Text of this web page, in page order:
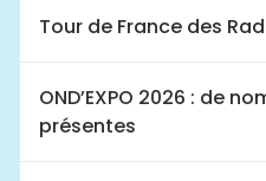
Tour de France des
OND’EXPO 2026 : de
présentes